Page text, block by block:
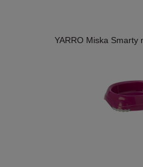
YARRO Miska Smarty